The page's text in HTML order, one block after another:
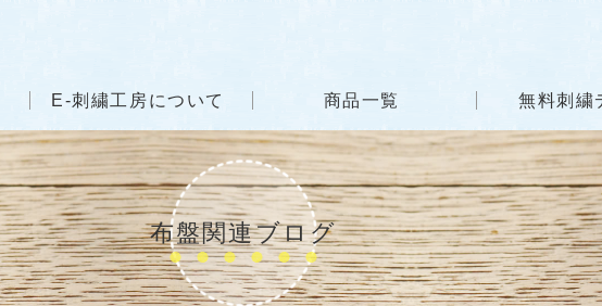
E-刺繍工房について 商品一覧 無料刺繍
布盤関連ブログ